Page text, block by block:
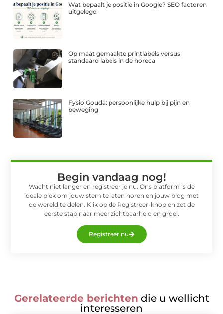
Wat bepaalt je positie in Google? SEO factoren
uitgelegd
Op maat gemaakte printlabels versus
standaard labels in de horeca
Fysio Gouda: persoonlijke hulp bij pijn en
beweging
Begin vandaag nog!
Wacht niet langer en registreer je nu. Ons platform is de
ideale plek om jouw stem te laten horen en jouw blog met
de wereld te delen. Klik op de Registreer-knop en zet de
eerste stap naar meer zichtbaarheid en groei.
Registreer nu
Gerelateerde berichten die u wellicht
interesseren